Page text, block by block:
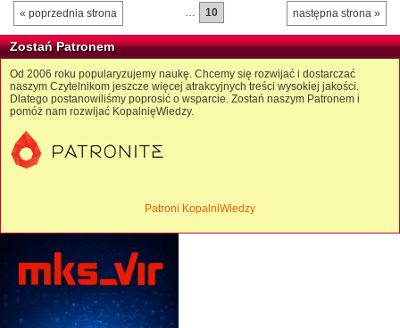
« poprzednia strona następna strona »
… 10
Zostań Patronem
Od 2006 roku popularyzujemy naukę. Chcemy się rozwijać i dostarczać
naszym Czytelnikom jeszcze więcej atrakcyjnych treści wysokiej jakości.
Dlatego postanowiliśmy poprosić o wsparcie. Zostań naszym Patronem i
pomóż nam rozwijać KopalnięWiedzy.
Patroni KopalniWiedzy